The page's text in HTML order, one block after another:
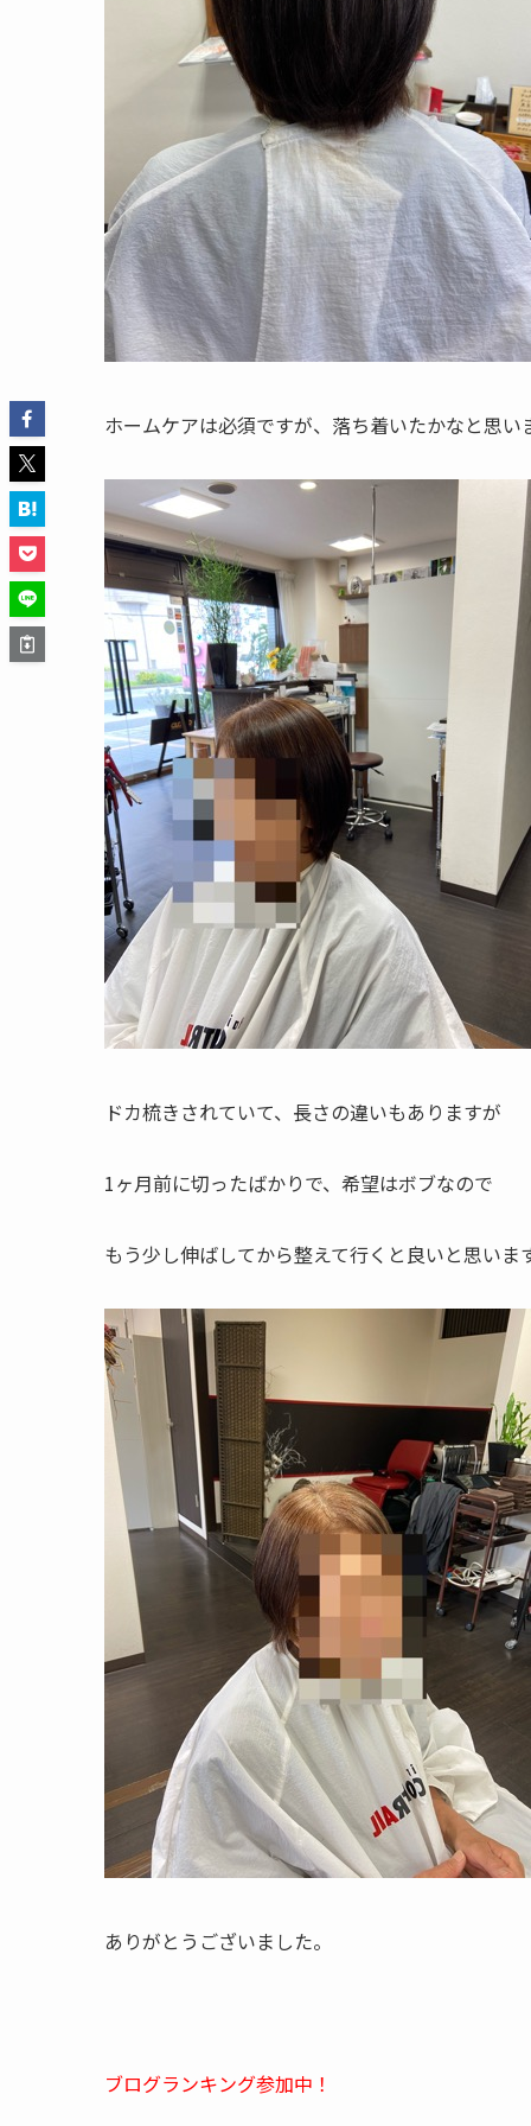
ホームケアは必須ですが、落ち着いたかなと思い
ドカ梳きされていて、長さの違いもありますが
1ヶ月前に切ったばかりで、希望はボブなので
もう少し伸ばしてから整えて行くと良いと思いま
ありがとうございました。
ブログランキング参加中！